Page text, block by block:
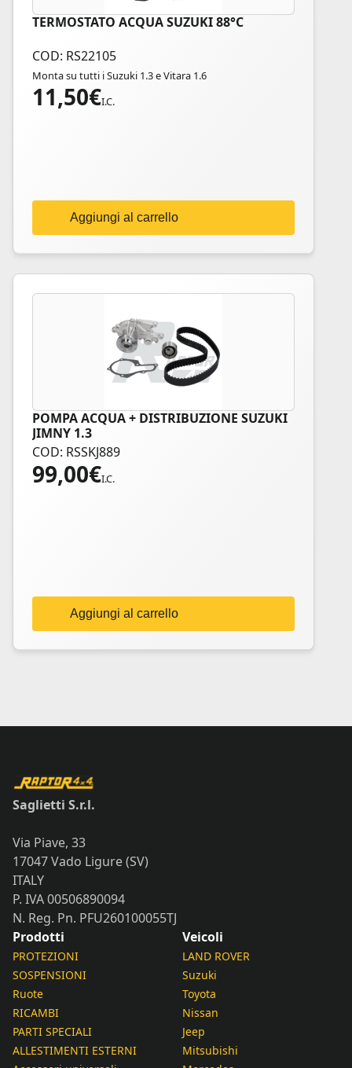
TERMOSTATO ACQUA SUZUKI 88°C
COD: RS22105
Monta su tutti i Suzuki 1.3 e Vitara 1.6
11,50€I.C.
Aggiungi al carrello
POMPA ACQUA + DISTRIBUZIONE SUZUKI
JIMNY 1.3
COD: RSSKJ889
99,00€I.C.
Aggiungi al carrello
Saglietti S.r.l.
Via Piave, 33
17047 Vado Ligure (SV)
ITALY
P. IVA 00506890094
N. Reg. Pn. PFU260100055TJ
Prodotti
PROTEZIONI
SOSPENSIONI
Ruote
RICAMBI
PARTI SPECIALI
ALLESTIMENTI ESTERNI
Veicoli
LAND ROVER
Suzuki
Toyota
Nissan
Jeep
Mitsubishi